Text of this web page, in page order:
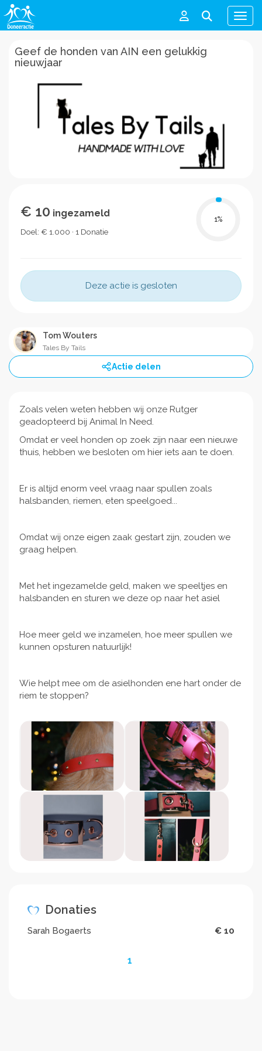
Menu
Geef de honden van AIN een gelukkig
nieuwjaar
€ 10 ingezameld
Doel: € 1.000 · 1 Donatie
1%
Deze actie is gesloten
Tom Wouters
Tales By Tails
Actie delen
Zoals velen weten hebben wij onze Rutger
geadopteerd bij Animal In Need.
Omdat er veel honden op zoek zijn naar een nieuwe
thuis, hebben we besloten om hier iets aan te doen.
Er is altijd enorm veel vraag naar spullen zoals
halsbanden, riemen, eten speelgoed...
Omdat wij onze eigen zaak gestart zijn, zouden we
graag helpen.
Met het ingezamelde geld, maken we speeltjes en
halsbanden en sturen we deze op naar het asiel
Hoe meer geld we inzamelen, hoe meer spullen we
kunnen opsturen natuurlijk!
Wie helpt mee om de asielhonden ene hart onder de
riem te stoppen?
Donaties
Sarah Bogaerts € 10
1